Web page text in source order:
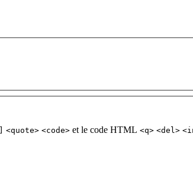
<quote> <code> et le code HTML <q> <del>